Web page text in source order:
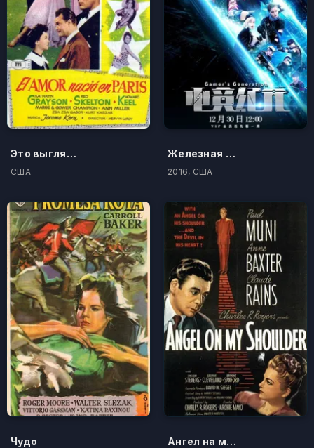
Это выглядит красиво
США
Железная госпожа
2016, США
Чудо Ангел на моем плече